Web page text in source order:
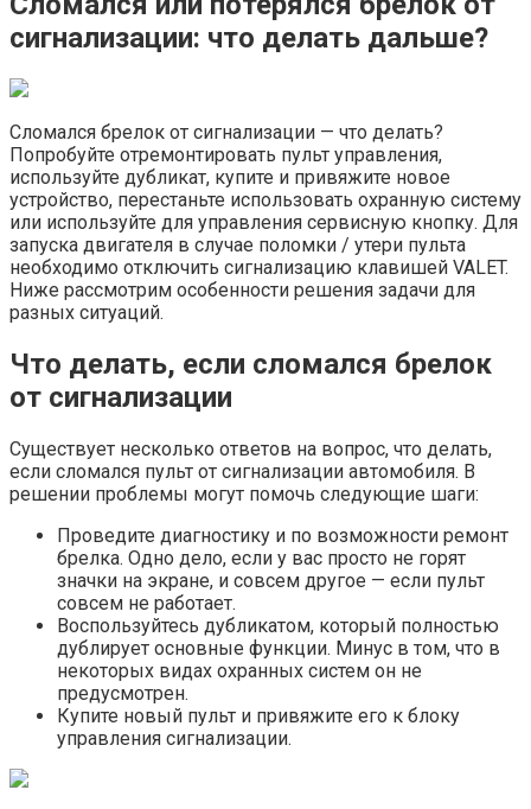
сигнализации: что делать дальше?
Сломался брелок от сигнализации — что делать?
Попробуйте отремонтировать пульт управления,
используйте дубликат, купите и привяжите новое
устройство, перестаньте использовать охранную систему
или используйте для управления сервисную кнопку. Для
запуска двигателя в случае поломки / утери пульта
необходимо отключить сигнализацию клавишей VALET.
Ниже рассмотрим особенности решения задачи для
разных ситуаций.
Что делать, если сломался брелок
от сигнализации
Существует несколько ответов на вопрос, что делать,
если сломался пульт от сигнализации автомобиля. В
решении проблемы могут помочь следующие шаги:
Проведите диагностику и по возможности ремонт
брелка. Одно дело, если у вас просто не горят
значки на экране, и совсем другое — если пульт
совсем не работает.
Воспользуйтесь дубликатом, который полностью
дублирует основные функции. Минус в том, что в
некоторых видах охранных систем он не
предусмотрен.
Купите новый пульт и привяжите его к блоку
управления сигнализации.